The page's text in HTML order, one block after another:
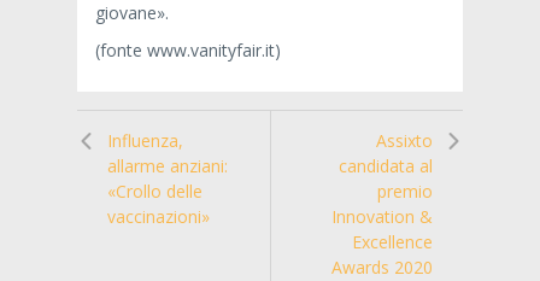
giovane».
(fonte www.vanityfair.it)
Influenza,
allarme anziani:
«Crollo delle
vaccinazioni»
Assixto
candidata al
premio
Innovation &
Excellence
Awards 2020